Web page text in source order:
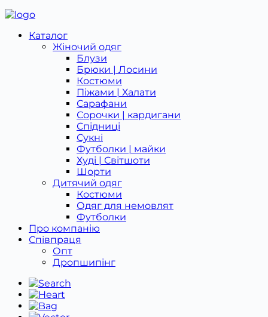
Каталог
Жіночий одяг
Блузи
Брюки | Лосини
Костюми
Піжами | Халати
Сарафани
Сорочки | кардигани
Спідниці
Сукні
Футболки | майки
Худі | Світшоти
Шорти
Дитячий одяг
Костюми
Одяг для немовлят
Футболки
Про компанію
Співпраця
Опт
Дропшипінг